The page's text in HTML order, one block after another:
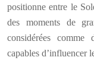
positionne entre le
des moments de
considérées comme
capables d’influencer